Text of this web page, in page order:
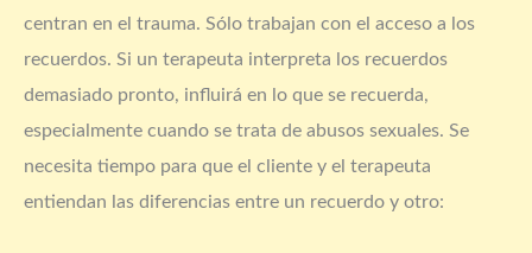
centran en el trauma. Sólo trabajan con el acceso a los
recuerdos. Si un terapeuta interpreta los recuerdos
demasiado pronto, influirá en lo que se recuerda,
especialmente cuando se trata de abusos sexuales. Se
necesita tiempo para que el cliente y el terapeuta
entiendan las diferencias entre un recuerdo y otro: